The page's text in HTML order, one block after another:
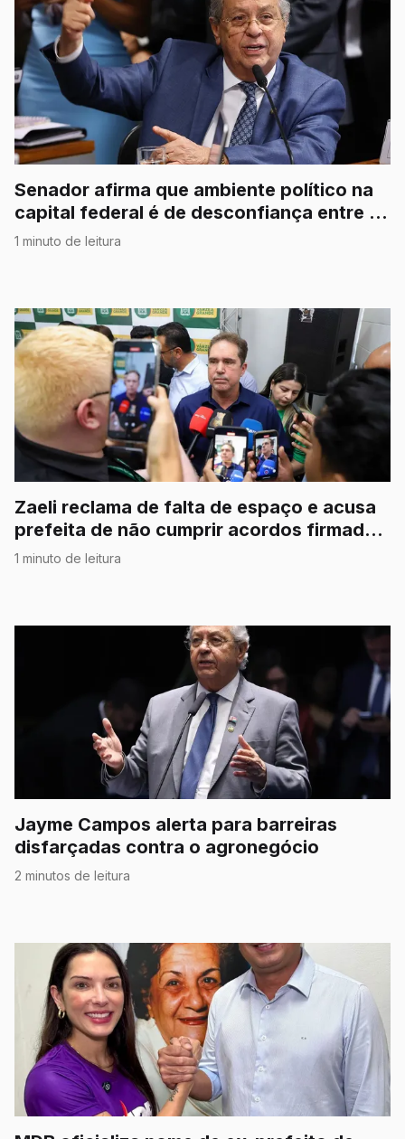
Senador afirma que ambiente político na
capital federal é de desconfiança entre os
Poderes
1 minuto de leitura
Zaeli reclama de falta de espaço e acusa
prefeita de não cumprir acordos firmados
na campanha
1 minuto de leitura
Jayme Campos alerta para barreiras
disfarçadas contra o agronegócio
2 minutos de leitura